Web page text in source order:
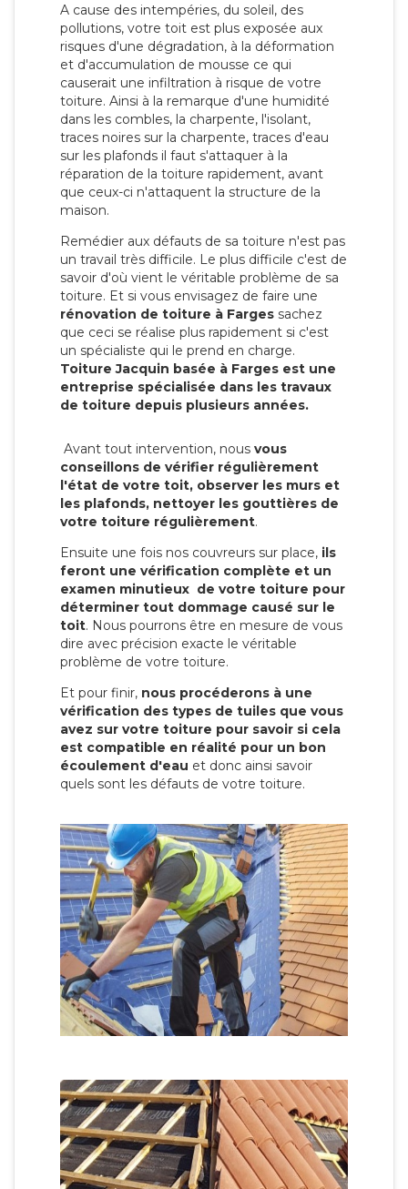
A cause des intempéries, du soleil, des
pollutions, votre toit est plus exposée aux
risques d'une dégradation, à la déformation
et d'accumulation de mousse ce qui
causerait une infiltration à risque de votre
toiture. Ainsi à la remarque d'une humidité
dans les combles, la charpente, l'isolant,
traces noires sur la charpente, traces d'eau
sur les plafonds il faut s'attaquer à la
réparation de la toiture rapidement, avant
que ceux-ci n'attaquent la structure de la
maison.
Remédier aux défauts de sa toiture n'est pas
un travail très difficile. Le plus difficile c'est de
savoir d'où vient le véritable problème de sa
toiture. Et si vous envisagez de faire une
rénovation de toiture à Farges sachez
que ceci se réalise plus rapidement si c'est
un spécialiste qui le prend en charge.
Toiture Jacquin basée à Farges est une
entreprise spécialisée dans les travaux
de toiture depuis plusieurs années.
Avant tout intervention, nous vous
conseillons de vérifier régulièrement
l'état de votre toit, observer les murs et
les plafonds, nettoyer les gouttières de
votre toiture régulièrement.
Ensuite une fois nos couvreurs sur place, ils
feront une vérification complète et un
examen minutieux de votre toiture pour
déterminer tout dommage causé sur le
toit. Nous pourrons être en mesure de vous
dire avec précision exacte le véritable
problème de votre toiture.
Et pour finir, nous procéderons à une
vérification des types de tuiles que vous
avez sur votre toiture pour savoir si cela
est compatible en réalité pour un bon
écoulement d'eau et donc ainsi savoir
quels sont les défauts de votre toiture.